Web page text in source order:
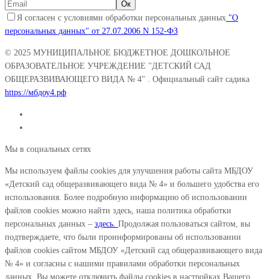
Я согласен с условиями обработки персональных данных "О
персональных данных" от 27.07.2006 N 152-ФЗ
© 2025 МУНИЦИПАЛЬНОЕ БЮДЖЕТНОЕ ДОШКОЛЬНОЕ
ОБРАЗОВАТЕЛЬНОЕ УЧРЕЖДЕНИЕ "ДЕТСКИЙ САД
ОБЩЕРАЗВИВАЮЩЕГО ВИДА № 4" . Официальный сайт садика
https://мбдоу4.рф
Мы в социальных сетях
Мы используем файлы cookies для улучшения работы сайта МБДОУ
«Детский сад общеразвивающего вида № 4» и большего удобства его
использования. Более подробную информацию об использовании
файлов cookies можно найти здесь, наша политика обработки
персональных данных – здесь. Продолжая пользоваться сайтом, вы
подтверждаете, что были проинформированы об использовании
файлов cookies сайтом МБДОУ «Детский сад общеразвивающего вида
№ 4» и согласны с нашими правилами обработки персональных
данных. Вы можете отключить файлы cookies в настройках Вашего